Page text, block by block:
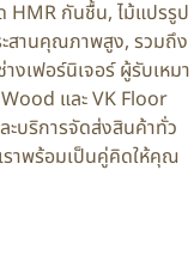
HMR กันชื้น, ไม้แปรรูป
ะสานคุณภาพสูง, รวมถึง
เฟอร์นิเจอร์ ผู้รับเหมา
และ VK Floor
ะบริการจัดส่งสินค้าทั่ว
ราพร้อมเป็นคู่คิดให้คุณ